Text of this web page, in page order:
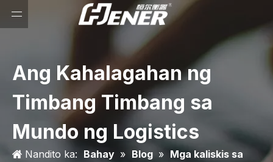
Ang Kahalagahan ng
Timbang Timbang sa
Mundo ng Logistics
Nandito ka: Bahay » Blog » Mga kaliskis sa